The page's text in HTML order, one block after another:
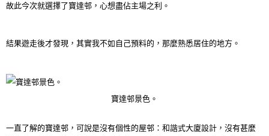
故此今次就選擇了寶達邨，心想盡佔主場之利。
結果遊走後才發現，其實我不如自己預料的，那麼熟悉居住的地方。
寶達邨景色。
一直了解的寶達邨，可說是沒有個性的屋邨：和諧式大廈設計，沒有甚麼